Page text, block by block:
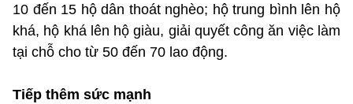
10 đến 15 hộ dân thoát nghèo; hộ trung bình lên hộ
khá, hộ khá lên hộ giàu, giải quyết công ăn việc làm
tại chỗ cho từ 50 đến 70 lao động.
Tiếp thêm sức mạnh